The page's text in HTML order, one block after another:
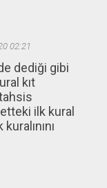
02:21
dediği gibi
kıt
ilk kural